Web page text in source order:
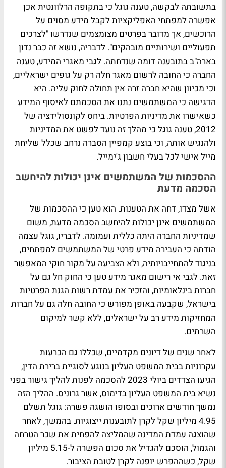
בתשובתה לבקשה, טענה גוגל כי בתקופה הרלוונטית אכן
אפשרה למפתחי האפליקציות לקבל מידע מסוים על
הרוכשים, אך מדובר בפרטים מצומצמים שנדרשו "לצרכים
תפעוליים ושירותיים מובהקים". לדבריה, נושא זה כבר נדון
בארה"ב בתובענה דומה שנדחתה. לגבי מאגרי המידע, טענה
החברה כי החובה לרשום מאגר חלה רק על גופים ישראליים,
וכי מכיוון שהיא חברה זרה אין תחולה לחוק עליה. היא
הדגישה כי המשתמשים נתנו את הסכמתם לאיסוף המידע
כשאישרו את מדיניות הפרטיות. ביחס לקונסולידציה של
2012, טענה גוגל כי מהלך זה נועד לפשט את המדיניות
ולהנגיש אותה, וכי בוצע קמפיין הסברה נרחב שכלל שליחת
מייל אישי לכל בעלי חשבון ג'ימייל.
ההסכמות של המשתמשים אינן יכולות להיחשב
הסכמה מדעת
אשל מצדו, דחה את הטענות. הוא טען כי ההסכמות של
המשתמשים אינן יכולות להיחשב הסכמה מדעת, משום
שמדיניות החברה היתה כללית ועמומה. לדבריו, גוגל עצמה
הודתה כי העבירה מידע פרטי של המשתמשים למפתחים,
בניגוד להתחייבויותיה, ולא הצביעה על מקור חוקי המאפשר
זאת. לגבי אי רישום מאגר מידע טען כי החוק חל גם על
חברות בינלאומיות, והזכיר את עמדת רשות הגנת הפרטיות
בישראל, שקבעה באופן מפורש כי החובה חלה גם על חברות
המחזיקות מידע רב על ישראלים, ללא קשר למיקום
השרתים.
לאחר שנים של דיונים מקדמיים, שכללו גם הכרעות
עקרוניות בבית המשפט העליון בנוגע לסוגיית ברירת הדין,
הגיעו הצדדים ביולי 2023 להסכמה לפנות להליך גישור בפני
נשיא בית המשפט העליון בדימוס, אשר גרוניס. ההליך הזה
נמשך חודשים ארוכים ובסופו הושגה פשרה: גוגל תשלם
4.95 מיליון שקל לקרן לתובענות ייצוגיות. בהמשך, לאחר
שהוצגה עמדת המדינה שהמליצה להפחית את שכר הטרחה
והגמול, הוסכם להגדיל את סכום הפשרה ל-5.15 מיליון
שקל, כשההפרש יופנה לקרן לטובת הציבור.